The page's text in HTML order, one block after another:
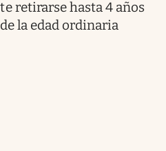
retirarse hasta 4 años
la edad ordinaria